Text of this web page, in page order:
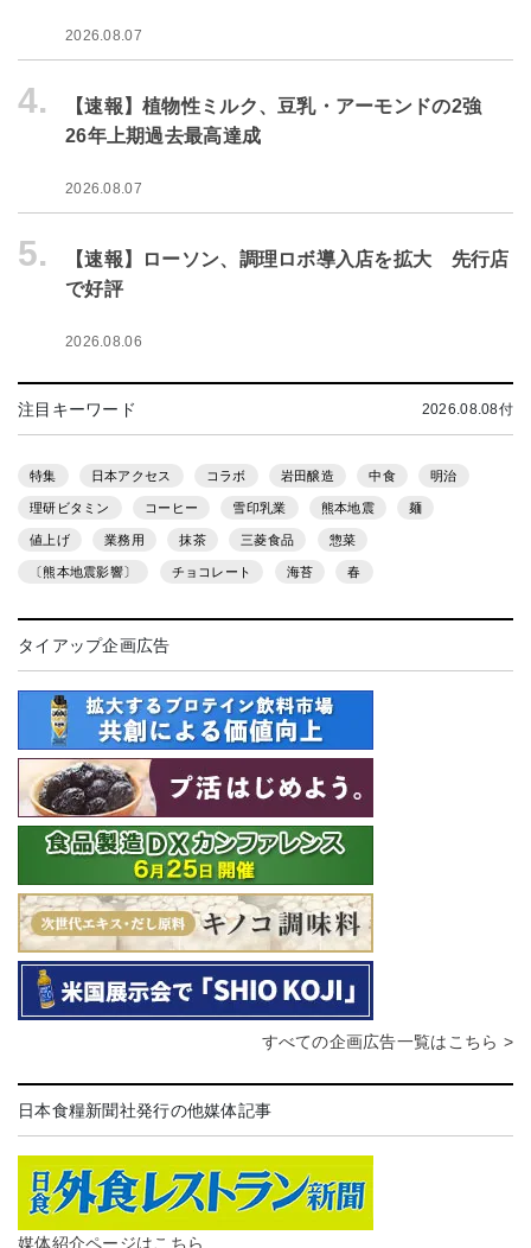
2026.08.07
4.
【速報】植物性ミルク、豆乳・アーモンドの2強
26年上期過去最高達成
2026.08.07
5.
【速報】ローソン、調理ロボ導入店を拡大 先行店
で好評
2026.08.06
注目キーワード 2026.08.08付
特集 日本アクセス コラボ 岩田醸造 中食 明治
理研ビタミン コーヒー 雪印乳業 熊本地震 麺
値上げ 業務用 抹茶 三菱食品 惣菜
〔熊本地震影響〕 チョコレート 海苔 春
タイアップ企画広告
すべての企画広告一覧はこちら >
日本食糧新聞社発行の他媒体記事
媒体紹介ページはこちら